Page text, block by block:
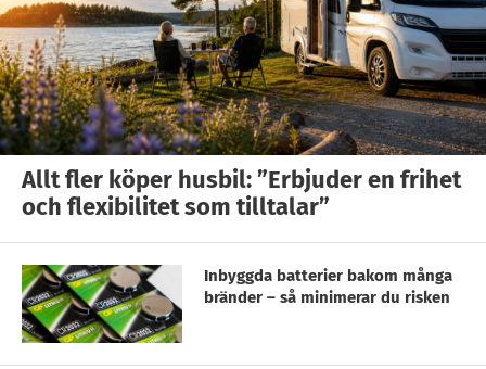
Allt fler köper husbil: ”Erbjuder en frihet
och flexibilitet som tilltalar”
Inbyggda batterier bakom många
bränder – så minimerar du risken